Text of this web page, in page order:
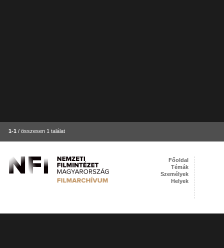
1-1 / összesen 1 találat
Főoldal
Témák
Személyek
Helyek